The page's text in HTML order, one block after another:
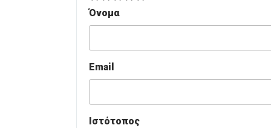
Όνομα
Email
Ιστότοπος